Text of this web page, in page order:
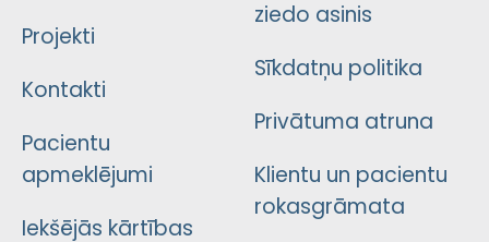
Projekti
Kontakti
Pacientu
apmeklējumi
Iekšējās kārtības
ziedo asinis
Sīkdatņu politika
Privātuma atruna
Klientu un pacientu
rokasgrāmata